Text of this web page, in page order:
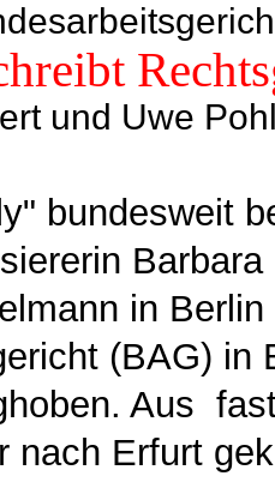
und Uwe
bundesweit
in
(BAG) in
Aus
nach Erfurt